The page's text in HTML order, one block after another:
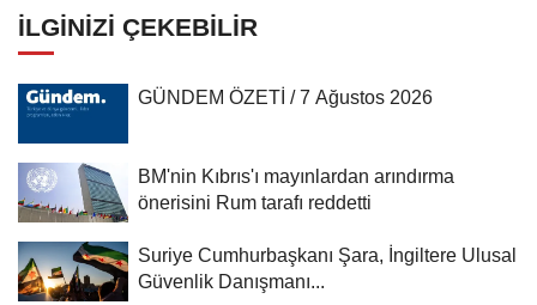
İLGINIZI ÇEKEBILIR
GÜNDEM ÖZETİ / 7 Ağustos 2026
BM'nin Kıbrıs'ı mayınlardan arındırma
önerisini Rum tarafı reddetti
Suriye Cumhurbaşkanı Şara, İngiltere Ulusal
Güvenlik Danışmanı...